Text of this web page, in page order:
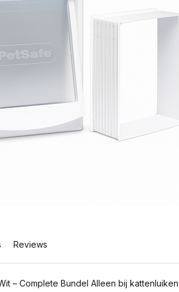
Reviews
– Complete Bundel Alleen bij